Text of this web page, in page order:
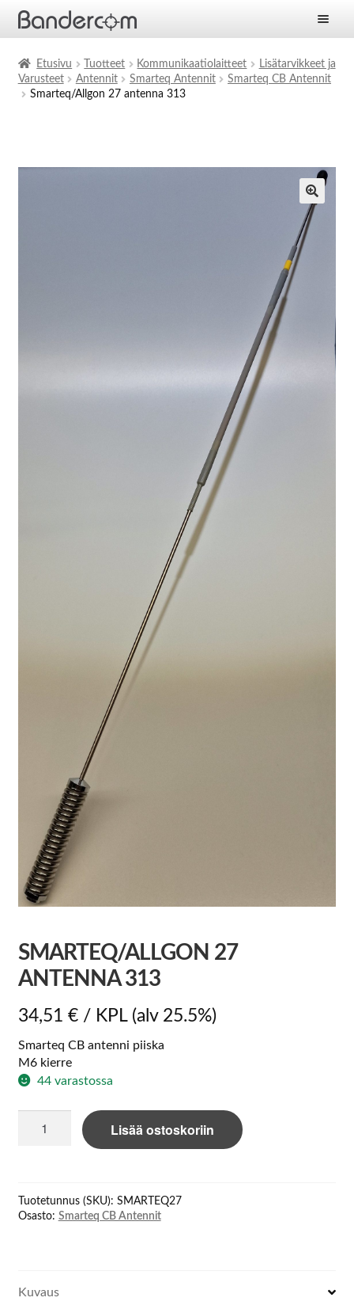
Tuotteet
tason
valikko
Palvelut
tason
valikko
Etusivu Tuotteet Kommunikaatiolaitteet
Lisätarvikkeet ja
Varusteet
Antennit Smarteq Antennit
Smarteq CB Antennit
Smarteq/Allgon 27 antenna 313
SMARTEQ/ALLGON 27
ANTENNA 313
34,51 €/ KPL (alv 25.5%)
Smarteq CB antenni piiska
M6 kierre
44 varastossa
Smarteq/Allgon
Lisää ostoskoriin
Tuotetunnus (SKU): SMARTEQ27
Osasto: Smarteq CB Antennit
Kuvaus